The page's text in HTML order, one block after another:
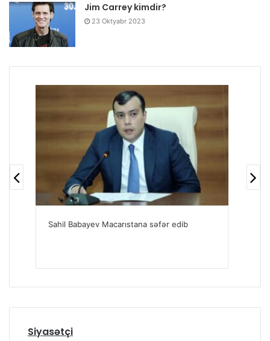
Jim Carrey kimdir?
23 Oktyabr 2023
Sahil Babayev Macarıstana səfər edib
Siyasətçi